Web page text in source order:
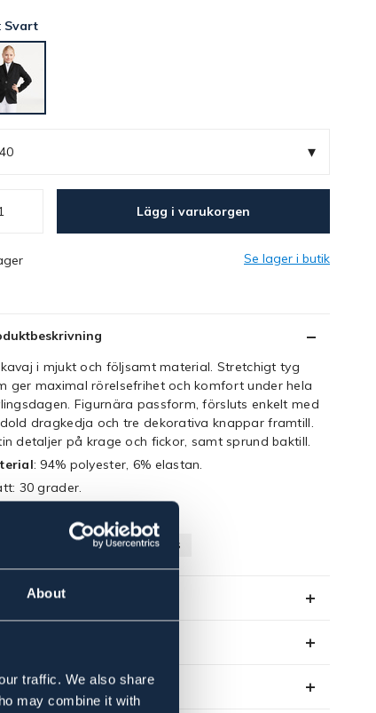
About
traffic. We also share
may combine it with
Svart
▾
Lägg i varukorgen
Se lager i butik
i mjukt och följsamt material. Stretchigt tyg
ger maximal rörelsefrihet och komfort under hela
Figurnära passform, försluts enkelt med
dragkedja och tre dekorativa knappar framtill.
detaljer på krage och fickor, samt sprund baktill.
: 94% polyester, 6% elastan.
30 grader.
OUTLETPRIS
lager i butik
varumärket